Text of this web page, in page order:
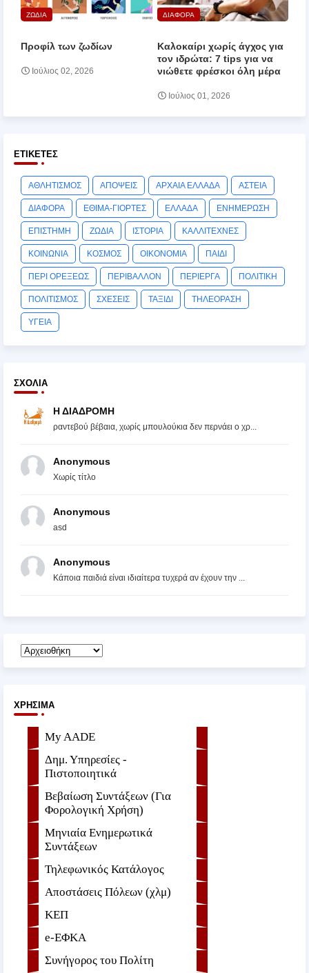
ΖΩΔΙΑ
Προφίλ των ζωδίων
Ιούλιος 02, 2026
ΔΙΑΦΟΡΑ
Καλοκαίρι χωρίς άγχος για
τον ιδρώτα: 7 tips για να
νιώθετε φρέσκοι όλη μέρα
Ιούλιος 01, 2026
ΕΤΙΚΈΤΕΣ
ΑΘΛΗΤΙΣΜΟΣ ΑΠΟΨΕΙΣ ΑΡΧΑΙΑ ΕΛΛΑΔΑ ΑΣΤΕΙΑ
ΔΙΑΦΟΡΑ ΕΘΙΜΑ-ΓΙΟΡΤΕΣ ΕΛΛΑΔΑ ΕΝΗΜΕΡΩΣΗ
ΕΠΙΣΤΗΜΗ ΖΩΔΙΑ ΙΣΤΟΡΙΑ ΚΑΛΛΙΤΕΧΝΕΣ
ΚΟΙΝΩΝΙΑ ΚΟΣΜΟΣ ΟΙΚΟΝΟΜΙΑ ΠΑΙΔΙ
ΠΕΡΙ ΟΡΕΞΕΩΣ ΠΕΡΙΒΑΛΛΟΝ ΠΕΡΙΕΡΓΑ ΠΟΛΙΤΙΚΗ
ΠΟΛΙΤΙΣΜΟΣ ΣΧΕΣΕΙΣ ΤΑΞΙΔΙ ΤΗΛΕΟΡΑΣΗ
ΥΓΕΙΑ
ΣΧΌΛΙΑ
Η ΔΙΑΔΡΟΜΗ
ραντεβού βέβαια, χωρίς μπουλούκια δεν περνάει ο χρ...
Anonymous
Χωρίς τίτλο
Anonymous
asd
Anonymous
Κάποια παιδιά είναι ιδιαίτερα τυχερά αν έχουν την ...
ΧΡΉΣΙΜΑ
My AADE
Δημ. Υπηρεσίες -
Πιστοποιητικά
Βεβαίωση Συντάξεων (Για
Φορολογική Χρήση)
Μηνιαία Ενημερωτικά
Συντάξεων
Τηλεφωνικός Κατάλογος
Αποστάσεις Πόλεων (χλμ)
ΚΕΠ
e-ΕΦKA
Συνήγορος του Πολίτη